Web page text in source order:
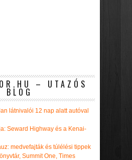
– UTAZÓS
BLOG
látnivalói 12 nap alatt autóval
Seward Highway és a Kenai-
medvefajták és túlélési tippek
Summit One, Times